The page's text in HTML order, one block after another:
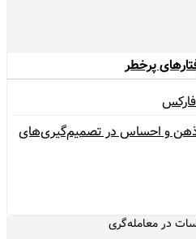
پرخطر
و احساس در تصمیم‌گیری‌های